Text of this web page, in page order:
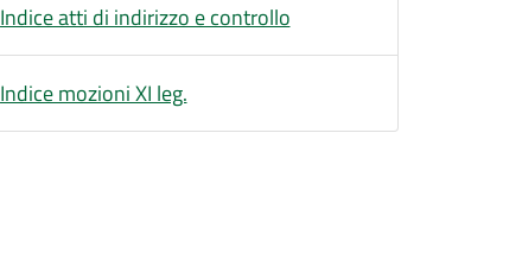
Indice atti di indirizzo e controllo
Indice mozioni XI leg.